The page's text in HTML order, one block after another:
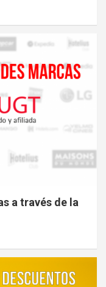
a través de la